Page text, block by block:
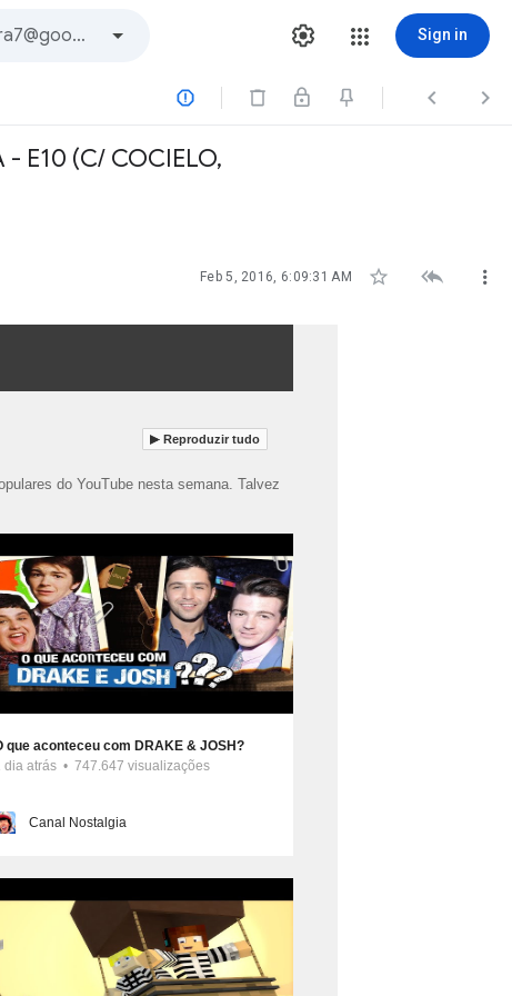
Sign in
  
E10 (C/ COCIELO,
Feb 5, 2016, 6:09:31 AM   
Reproduzir tudo
do YouTube nesta semana. Talvez
que aconteceu com DRAKE & JOSH?
dia atrás • 747.647 visualizações
Canal Nostalgia